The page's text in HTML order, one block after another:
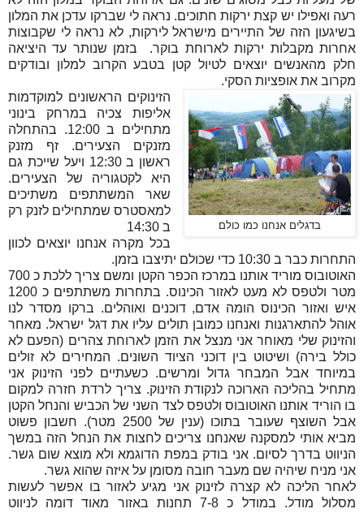
רעה ואפילו יש קצת ירקות חתוכים. נראה לי שברקו עדכן את המלון
בשיגעון הזה של התיירים מישראל לירקות, לא נראה לי שקבוצות
אחרות מקבלות ירקות לארוחת בוקר. בזמן שנותר עד היציאה
חלק מהאנשים יוצאים לטיול קטן בטבע הקרוב למלון ובודקים
מקרוב את אופציות הסקי.
בדגלים אנחנו כמו כולם
הזינוקים הראשונים למוקדמות
אליפות צכיה במרחק בינוני
מתחילים ב 12:00. בהתחלה
מזנקים הצעירים. זף מזנק
ראשון ב 12:30 ויעל שייכת גם
היא לקטגוריה של הצעירים.
שאר המשתתפים משתיכים
למאסטרס שמתחילים לזנק רק
ב 14:30
בכל מקרה אנחנו יוצאים לכוון
התחרות כבר ב 10:30 כדי שכולם יתיצבו בזמן.
האוטובוס מוריד אותנו במרכז הכפר הקטן ומשם צריך ללכת כ 700
מטר ולטפס לא מעט לאזור הכינוס. בתחרות משתתפים כ 1200
איש ואזור הכינוס הומה אדם, דוכנים ואוהלים. ברקו מסדר לנו
אוהל להתארגנות ואנחנו כמובן תולים עליו את דגל ישראל. מאחר
והזינוק שלי מאוחר אני מנצל את הזמן לארוחת צהרים (הפעם לא
כולל בירה) ושיטוט בין דוכני הציוד השונים. המחירים לא זולים
במיוחד אבל המבחר גדול ומרשים. כשעתיים לפני הזינוק אני
מתחיל בהליכה הארוכה לנקודת הזינוק. צריך לרדת חזרה למקום
בו הוריד אותנו האוטובוס ולטפס לצד השני של הכביש והנחל הקטן
אבל השוצף שעובר בתוכו (ענין של 2500 מטר). חשבון פשוט
מביא אותי למסקנה שאנחנו צריכים לחצות את הנחל הזה במשך
הניווט בדרך לסיום. אני בודק במפת הדוגמא ולא מוצא שום גשר.
אני מניח שיהיה שם מעבר חובה מסומן על איזה שהוא גשר.
לאחר הליכה לא קצרה לזינוק אני מגיע לאזור בו אפשר לעשות
מסלול מודל. במודל כ 7-8 תחנות באזור מאוד דומה לניווט